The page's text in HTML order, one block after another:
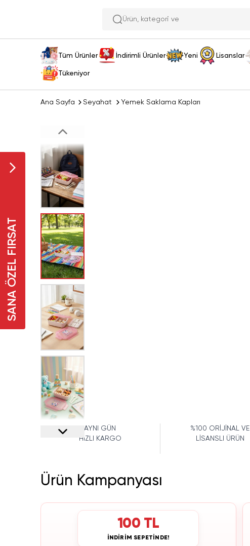
Ür
Tüm Ürünler İndirimli Ürünler Yeni Lisanslar
Tükeniyor
SANA ÖZEL FIRSAT
Ana Sayfa Seyahat Yemek Saklama Kapları
AYNI GÜN
HIZLI KARGO
%100 ORİJİNAL VE
LİSANSLI ÜRÜN
Ürün Kampanyası
100 TL
İNDİRİM SEPETİNDE!